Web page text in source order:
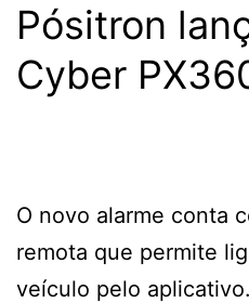
Pósitron
Cyber
O novo alarme conta
remota que permite
veículo pelo aplicativo.